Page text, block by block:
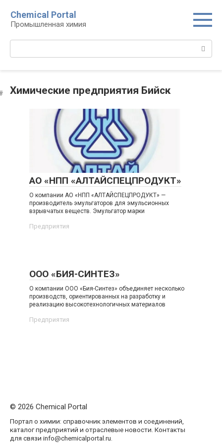
контенту
Chemical Portal
Промышленная химия
Химические предприятия Бийск
АО «НПП «АЛТАЙСПЕЦПРОДУКТ»
О компании АО «НПП «АЛТАЙСПЕЦПРОДУКТ» —
производитель эмульгаторов для эмульсионных
взрывчатых веществ. Эмульгатор марки
Предприятия
ООО «БИЯ-СИНТЕЗ»
О компании ООО «Бия-Синтез» объединяет несколько
производств, ориентированных на разработку и
реализацию высокотехнологичных материалов
Предприятия
© 2026 Chemical Portal
Портал о химии: справочник элементов и соединений,
каталог предприятий и отраслевые новости. Контакты
для связи info@chemicalportal.ru.